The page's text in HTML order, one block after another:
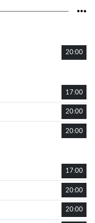
20:00
17:00
20:00
20:00
17:00
20:00
20:00